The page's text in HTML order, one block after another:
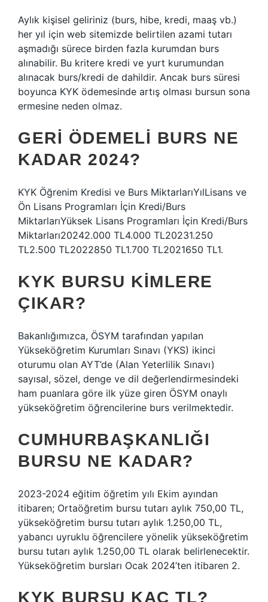
Aylık kişisel geliriniz (burs, hibe, kredi, maaş vb.)
her yıl için web sitemizde belirtilen azami tutarı
aşmadığı sürece birden fazla kurumdan burs
alınabilir. Bu kritere kredi ve yurt kurumundan
alınacak burs/kredi de dahildir. Ancak burs süresi
boyunca KYK ödemesinde artış olması bursun sona
ermesine neden olmaz.
GERI ÖDEMELI BURS NE
KADAR 2024?
KYK Öğrenim Kredisi ve Burs MiktarlarıYılLisans ve
Ön Lisans Programları İçin Kredi/Burs
MiktarlarıYüksek Lisans Programları İçin Kredi/Burs
Miktarları20242.000 TL4.000 TL20231.250
TL2.500 TL2022850 TL1.700 TL2021650 TL1.
KYK BURSU KIMLERE
ÇIKAR?
Bakanlığımızca, ÖSYM tarafından yapılan
Yükseköğretim Kurumları Sınavı (YKS) ikinci
oturumu olan AYT’de (Alan Yeterlilik Sınavı)
sayısal, sözel, denge ve dil değerlendirmesindeki
ham puanlara göre ilk yüze giren ÖSYM onaylı
yükseköğretim öğrencilerine burs verilmektedir.
CUMHURBAŞKANLIĞI
BURSU NE KADAR?
2023-2024 eğitim öğretim yılı Ekim ayından
itibaren; Ortaöğretim bursu tutarı aylık 750,00 TL,
yükseköğretim bursu tutarı aylık 1.250,00 TL,
yabancı uyruklu öğrencilere yönelik yükseköğretim
bursu tutarı aylık 1.250,00 TL olarak belirlenecektir.
Yükseköğretim bursları Ocak 2024’ten itibaren 2.
KYK BURSU KAÇ TL?